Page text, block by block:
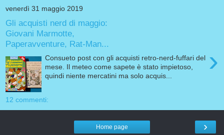
venerdì 31 maggio 2019
Gli acquisti nerd di maggio:
Giovani Marmotte,
Paperavventure, Rat-Man...
›
Consueto post con gli acquisti retro-nerd-fuffari del
mese. Il meteo come sapete è stato impietoso,
quindi niente mercatini ma solo acquis...
12 commenti:
›
Home page